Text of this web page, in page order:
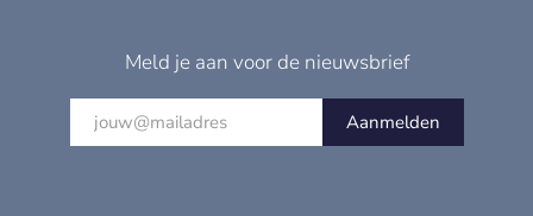
Meld je aan voor de nieuwsbrief
Aanmelden